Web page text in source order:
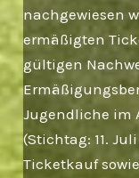
nachgewiesen
ermäßigten
gültigen
Jugendliche im
(Stichtag: 11.
Ticketkauf